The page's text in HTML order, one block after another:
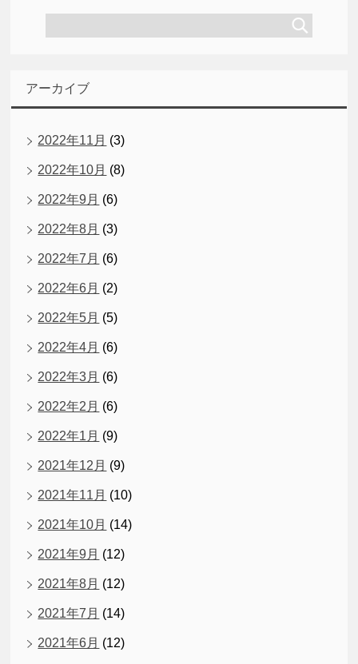
アーカイブ
2022年11月 (3)
2022年10月 (8)
2022年9月 (6)
2022年8月 (3)
2022年7月 (6)
2022年6月 (2)
2022年5月 (5)
2022年4月 (6)
2022年3月 (6)
2022年2月 (6)
2022年1月 (9)
2021年12月 (9)
2021年11月 (10)
2021年10月 (14)
2021年9月 (12)
2021年8月 (12)
2021年7月 (14)
2021年6月 (12)